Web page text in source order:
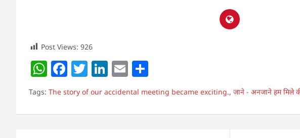
Post Views: 926
W
h
at
s
F
a
c
e
T
w
itt
er
Li
n
k
e
E
m
ai
l
h
ar
e
Tags: The story of our accidental meeting became exciting., जाने - अनजाने हम मिले